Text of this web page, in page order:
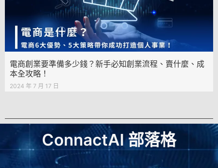
電商創業要準備多少錢？新手必知創業流程、賣什麼、成
本全攻略！
2024 年 7 月 17 日
ConnactAI 部落格